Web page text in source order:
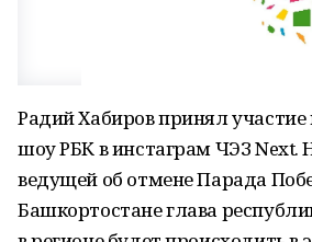
Радий Хабиров принял
шоу РБК в инстаграм ЧЭЗ Next.
ведущей об отмене Парада
Башкортостане глава